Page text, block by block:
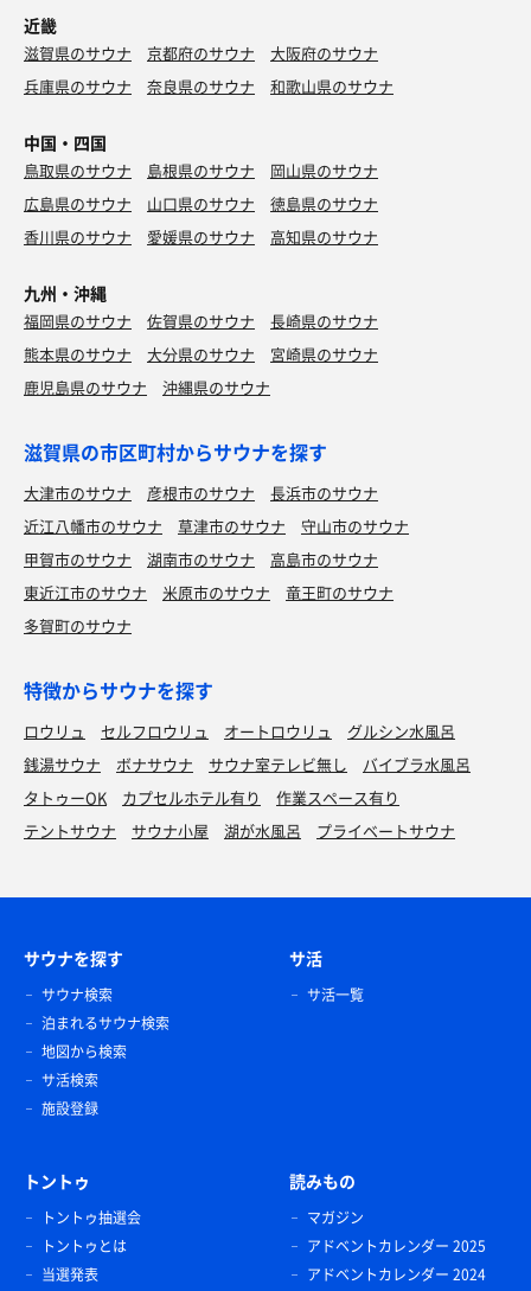
近畿
滋賀県のサウナ 京都府のサウナ
大阪府のサウナ
兵庫県のサウナ
奈良県のサウナ 和歌山県のサウナ
中国・四国
鳥取県のサウナ 島根県のサウナ
岡山県のサウナ
広島県のサウナ
山口県のサウナ
徳島県のサウナ
香川県のサウナ
愛媛県のサウナ 高知県のサウナ
九州・沖縄
福岡県のサウナ 佐賀県のサウナ
長崎県のサウナ
熊本県のサウナ
大分県のサウナ
宮崎県のサウナ
鹿児島県のサウナ
沖縄県のサウナ
滋賀県の市区町村からサウナを探す
大津市のサウナ 彦根市のサウナ
長浜市のサウナ
近江八幡市のサウナ
草津市のサウナ
守山市のサウナ
甲賀市のサウナ
湖南市のサウナ
高島市のサウナ
東近江市のサウナ
米原市のサウナ
竜王町のサウナ
多賀町のサウナ
特徴からサウナを探す
ロウリュ セルフロウリュ オートロウリュ
グルシン水風呂
銭湯サウナ
ボナサウナ サウナ室テレビ無し
バイブラ水風呂
タトゥーOK
カプセルホテル有り
作業スペース有り
テントサウナ
サウナ小屋 湖が水風呂 プライベートサウナ
サウナを探す
サウナ検索
泊まれるサウナ検索
地図から検索
サ活検索
施設登録
サ活
サ活一覧
トントゥ
トントゥ抽選会
トントゥとは
当選発表
読みもの
マガジン
アドベントカレンダー 2025
アドベントカレンダー 2024